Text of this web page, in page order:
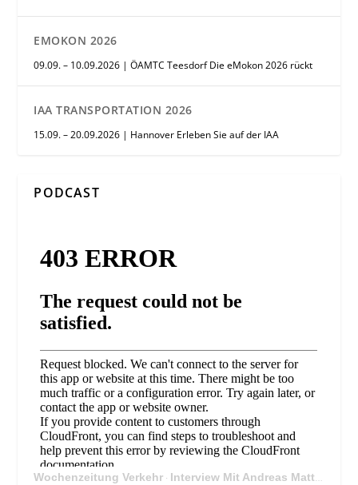
EMOKON 2026
09.09. – 10.09.2026 | ÖAMTC Teesdorf Die eMokon 2026 rückt
IAA TRANSPORTATION 2026
15.09. – 20.09.2026 | Hannover Erleben Sie auf der IAA
PODCAST
Wochenzeitung Verkehr · Interview Mit Andreas Matthä, CEO der ÖBB Holding